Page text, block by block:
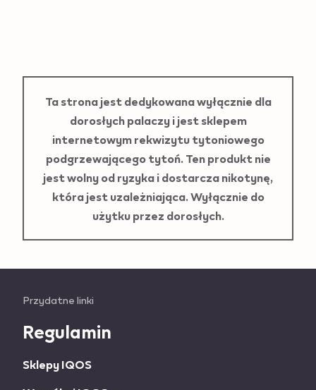
Ta strona jest dedykowana wyłącznie dla
dorosłych palaczy i jest sklepem
internetowym rekwizytu tytoniowego
podgrzewającego tytoń. Ten produkt nie
jest wolny od ryzyka i dostarcza nikotynę,
która jest uzależniająca. Wyłącznie do
użytku przez dorosłych.
Useful
links
information
Przydatne linki
Regulamin
Sklepy IQOS